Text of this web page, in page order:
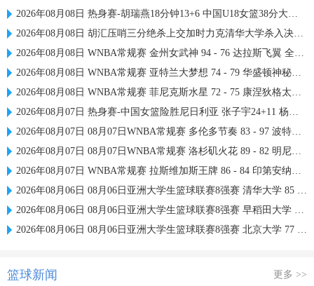
2026年08月08日 热身赛-胡瑞燕18分钟13+6 中国U18女篮38分大胜蒙古女篮
2026年08月08日 胡汇压哨三分绝杀上交加时力克清华大学杀入决赛 陈天灿三双
2026年08月08日 WNBA常规赛 金州女武神 94 - 76 达拉斯飞翼 全场集锦
2026年08月08日 WNBA常规赛 亚特兰大梦想 74 - 79 华盛顿神秘人 全场集锦
2026年08月08日 WNBA常规赛 菲尼克斯水星 72 - 75 康涅狄格太阳 全场集锦
2026年08月07日 热身赛-中国女篮险胜尼日利亚 张子宇24+11 杨舒予12+6
2026年08月07日 08月07日WNBA常规赛 多伦多节奏 83 - 97 波特兰火焰 集锦
2026年08月07日 08月07日WNBA常规赛 洛杉矶火花 89 - 82 明尼苏达山猫 全场集锦
2026年08月07日 WNBA常规赛 拉斯维加斯王牌 86 - 84 印第安纳狂热 全场集锦
2026年08月06日 08月06日亚洲大学生篮球联赛8强赛 清华大学 85 - 81 菲律宾大学 集锦
2026年08月06日 08月06日亚洲大学生篮球联赛8强赛 早稻田大学 78 - 71 高丽大学 集锦
2026年08月06日 08月06日亚洲大学生篮球联赛8强赛 北京大学 77 - 79 上海交通大学 集锦
篮球新闻 更多 >>